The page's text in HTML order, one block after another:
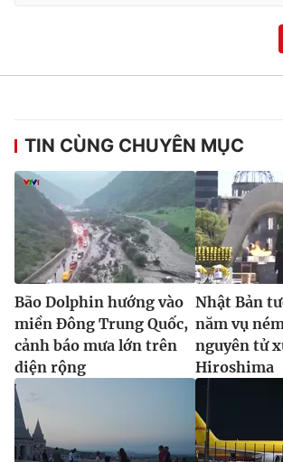
TIN CÙNG CHUYÊN MỤC
Bão Dolphin hướng vào
miền Đông Trung Quốc,
cảnh báo mưa lớn trên
diện rộng
Nhật Bản
năm vụ
nguyên tử
Hiroshima